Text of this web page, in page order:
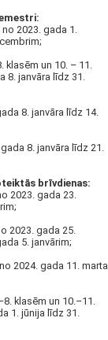
2023. gada 1.
klasēm un 10. – 11.
8. janvāra līdz 31.
8. janvāra līdz 14.
8. janvāra līdz 21.
brīvdienas:
2023. gada 23.
2023. gada 25.
5. janvārim;
2024. gada 11. marta
klasēm un 10.–11.
1. jūnija līdz 31.